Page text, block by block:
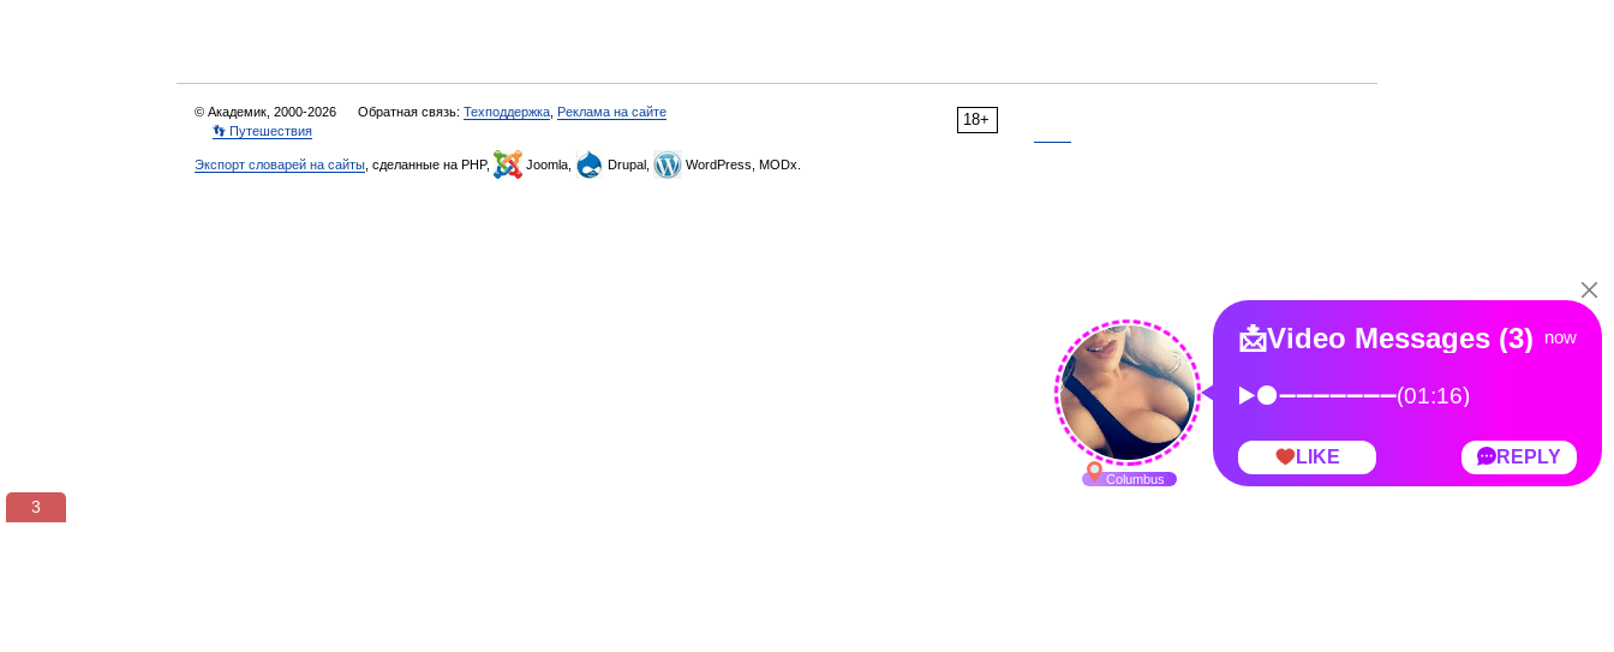
18+
© Академик, 2000-2026 Обратная связь: Техподдержка Реклама на сайте
👣 Путешествия
Экспорт словарей на сайты , сделанные на PHP, Joomla, Drupal, WordPress, MODx.
3